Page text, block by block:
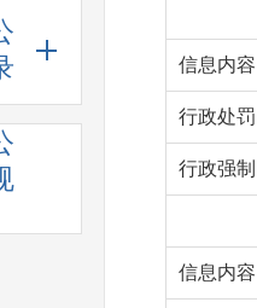
信息内容
行政处罚
行政强制
信息内容